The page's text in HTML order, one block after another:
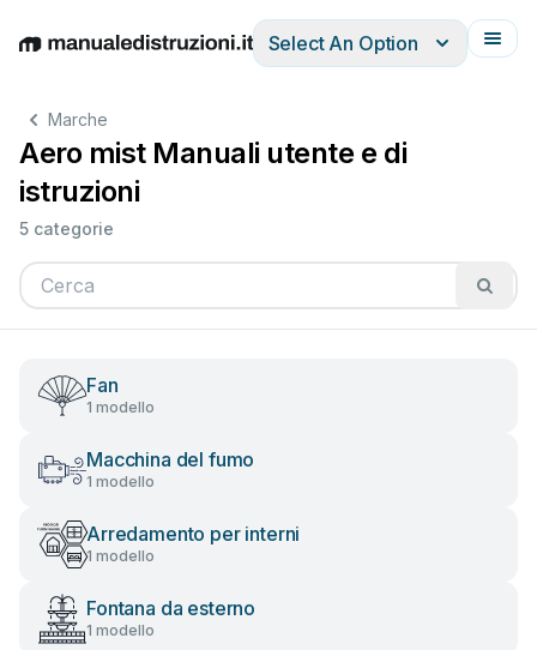
EnglishDeutschEspañolItalianoFrançais
Select An Option
Marche
Aero mist Manuali utente e di
istruzioni
5 categorie
Fan
1 modello
Macchina del fumo
1 modello
Arredamento per interni
1 modello
Fontana da esterno
1 modello